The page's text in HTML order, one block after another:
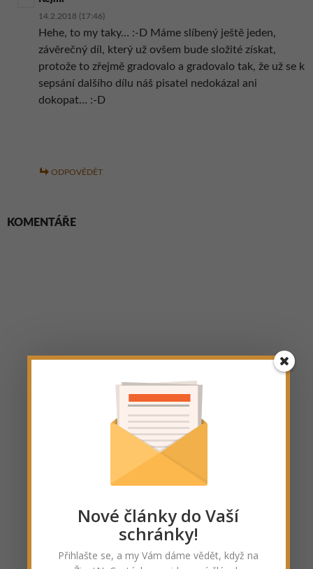
14.2.2018 (17:46)
Hehe, to my taky… :-D Máme slíbený ještě jeden,
závěrečný díl, který už ovšem bude složité získat,
protože to zřejmě gradovalo a gradovalo tak, že už se k
sepsání dalšího dílu náš pisatel nedokázal ani
dokopat… :-D
ODPOVĚDĚT
KOMENTÁŘE
Nové články do Vaší
schránky!
Přihlašte se, a my Vám dáme vědět, když na